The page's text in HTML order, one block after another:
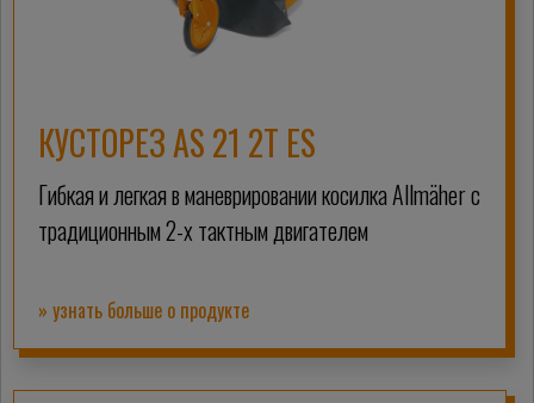
КУСТОРЕЗ AS 21 2T ES
Гибкая и легкая в маневрировании косилка Allmäher с
традиционным 2-х тактным двигателем
» узнать больше о продукте